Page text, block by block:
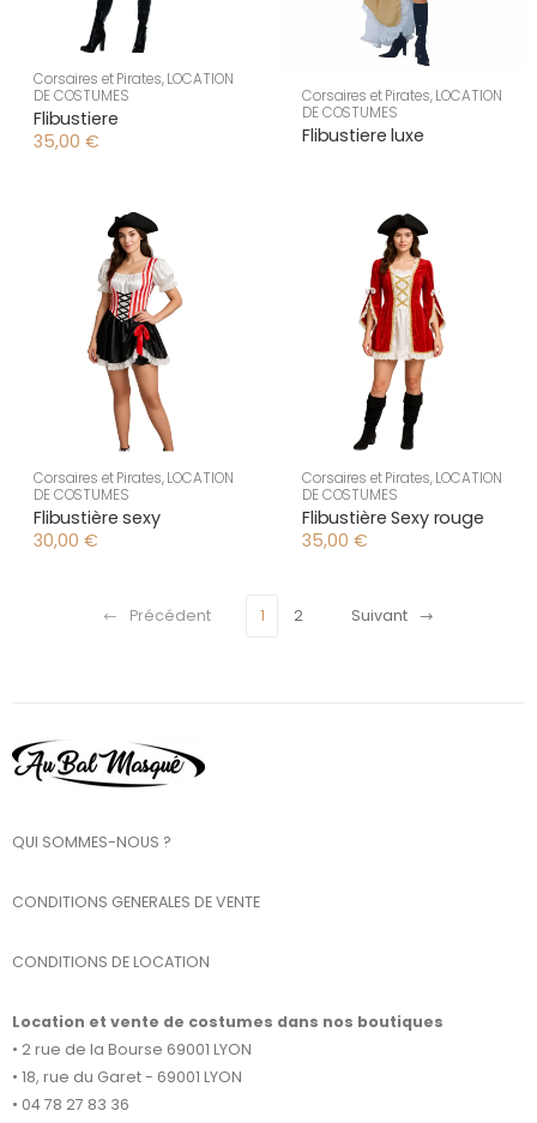
Corsaires et Pirates,LOCATION
DE COSTUMES
Flibustiere
35,00 €
Corsaires et Pirates,LOCATION
DE COSTUMES
Flibustiere luxe
Corsaires et Pirates,LOCATION
DE COSTUMES
Flibustière sexy
30,00 €
Corsaires et Pirates,LOCATION
DE COSTUMES
Flibustière Sexy rouge
35,00 €
Précédent 1 2 Suivant
QUI SOMMES-NOUS ?
CONDITIONS GENERALES DE VENTE
CONDITIONS DE LOCATION
Location et vente de costumes dans nos boutiques
• 2 rue de la Bourse 69001 LYON
• 18, rue du Garet - 69001 LYON
• 04 78 27 83 36